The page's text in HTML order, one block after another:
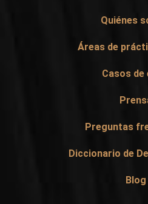
Quiénes
Áreas de
Casos de
Preguntas
Diccionario de
Blog